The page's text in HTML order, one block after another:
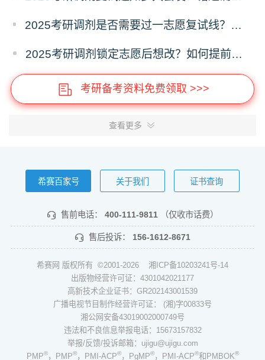
2025考研调剂是否需要过一志愿复试线？没过线能否参与调剂？
2025考研调剂锁定志愿后想改？如何提前解除锁定？
考研备考资料免费领取 >>>
查看更多
希赛百家号 关于我们 证书查询
售前电话： 400-111-9811 （仅收市话费）
售后投诉： 156-1612-8671
希赛网 版权所有 ©2001-2026 湘ICP备10203241号-14
出版物经营许可证：4301042021177
高新技术企业证书：GR202143001539
广播电视节目制作经营许可证： (湘)字00833号
湘公网安备43019002000749号
违法和不良信息举报电话：15673157832
举报/反馈/投诉邮箱：ujigu@ujigu.com
PMP®，PMP®，PMI-ACP®，PgMP®，PMI-ACP®和PMBOK®